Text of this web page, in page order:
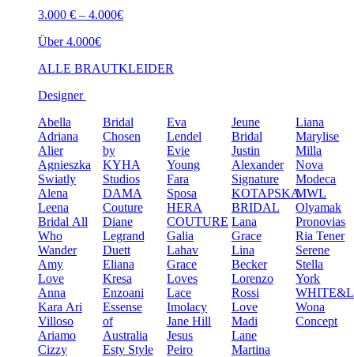
3.000 € – 4.000€
Über 4.000€
ALLE BRAUTKLEIDER
Designer
Abella
Adriana
Alier
Agnieszka
Swiatly
Alena
Leena
Bridal All
Who
Wander
Amy
Love
Anna
Kara Ari
Villoso
Ariamo
Cizzy
Bridal
Chosen
by
KYHA
Studios
DAMA
Couture
Diane
Legrand
Duett
Eliana
Kresa
Enzoani
Essense
of
Australia
Esty Style
Eva
Lendel
Evie
Young
Fara
Sposa
HERA
COUTURE
Galia
Lahav
Grace
Loves
Lace
Imolacy
Jane Hill
Jesus
Peiro
Jeune
Bridal
Justin
Alexander
Signature
KOTAPSKA
BRIDAL
Lana
Grace
Lina
Becker
Lorenzo
Rossi
Love
Madi
Lane
Martina
Liana
Marylise
Milla
Nova
Modeca
MWL
Olyamak
Pronovias
Ria Tener
Serene
Stella
York
Wona
Concept